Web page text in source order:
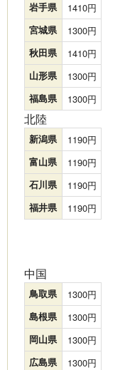
岩手県 1410
宮城県 1300
秋田県 1410
山形県 1300
福島県 1300
北陸
新潟県 1190
富山県 1190
石川県 1190
福井県 1190
中国
鳥取県 1300
島根県 1300
岡山県 1300
広島県 1300